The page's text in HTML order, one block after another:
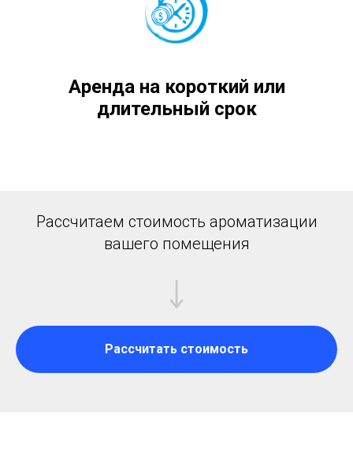
Аренда на короткий или
длительный срок
Рассчитаем стоимость ароматизации
вашего помещения
Рассчитать стоимость